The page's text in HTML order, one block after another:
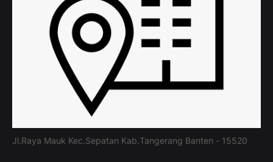
Jl.Raya Mauk Kec.Sepatan Kab.Tangerang Banten - 15520